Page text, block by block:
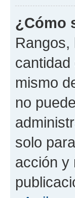
¿Cómo
Rangos,
mismo
no
solo
acción y